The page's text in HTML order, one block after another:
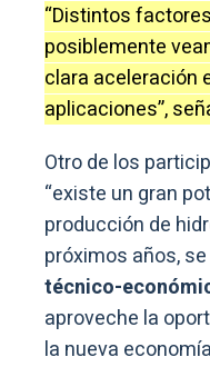
“Distintos
posiblemente
clara aceleración
aplicaciones”,
Otro de los
“existe un gran
producción de
próximos años,
técnico-
aproveche la
la nueva